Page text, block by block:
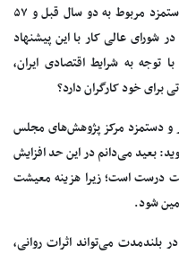
این در حالی است که بالاترین رقم افزایش دستمزد مربوط به دو سال قبل و ۵۷
شورای عالی کار با این پیشنهاد
توجه به شرایط اقتصادی ایران،
خود کارگران دارد؟
و دستمزد مرکز پژوهش‌های مجلس
بعید می‌دانم در این حد افزایش
درست است؛ زیرا هزینه معیشت
شود.
بلندمدت می‌تواند اثرات روانی،